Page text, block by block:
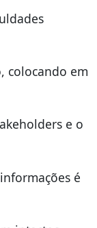
colocando em
e o
é